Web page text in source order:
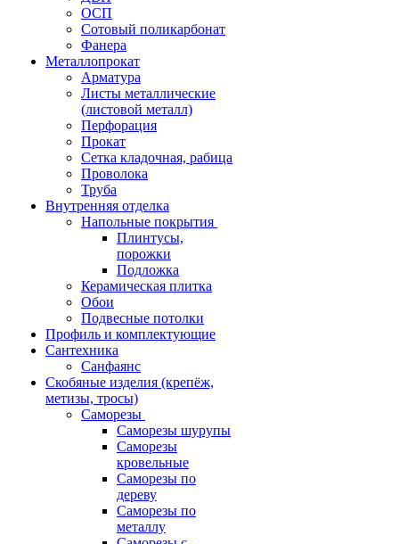
ОСП
Сотовый поликарбонат
Фанера
Металлопрокат
Арматура
Листы металлические
(листовой металл)
Перфорация
Прокат
Сетка кладочная, рабица
Проволока
Труба
Внутренняя отделка
Напольные покрытия
Плинтусы,
порожки
Подложка
Керамическая плитка
Обои
Подвесные потолки
Профиль и комплектующие
Сантехника
Санфаянс
Скобяные изделия (крепёж,
метизы, тросы)
Саморезы
Саморезы шурупы
Саморезы
кровельные
Саморезы по
дереву
Саморезы по
металлу